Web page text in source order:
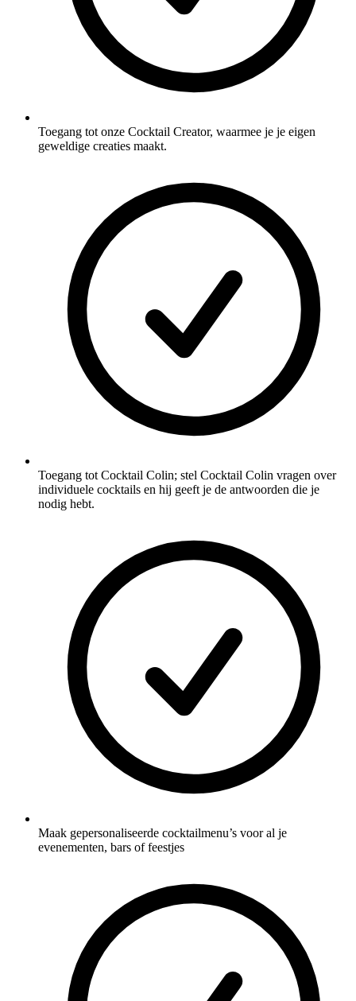
Toegang tot onze Cocktail Creator, waarmee je je eigen
geweldige creaties maakt.
Toegang tot Cocktail Colin; stel Cocktail Colin vragen over
individuele cocktails en hij geeft je de antwoorden die je
nodig hebt.
Maak gepersonaliseerde cocktailmenu’s voor al je
evenementen, bars of feestjes